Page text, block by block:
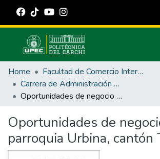
Communities & Collections
All of DSpace
Statistics
Estadísticas Externas
Manuales
Home
Facultad de Comercio Internacional, Integración, Administración y Economía Empresarial
Carrera de Administración de Empresas y Marketing
Oportunidades de negocio en la parroquia Urbina, cantón Tulcán
Oportunidades de
parroquia Urbina, cantón